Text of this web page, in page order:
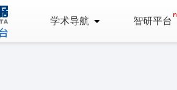
学术导航 智研平台